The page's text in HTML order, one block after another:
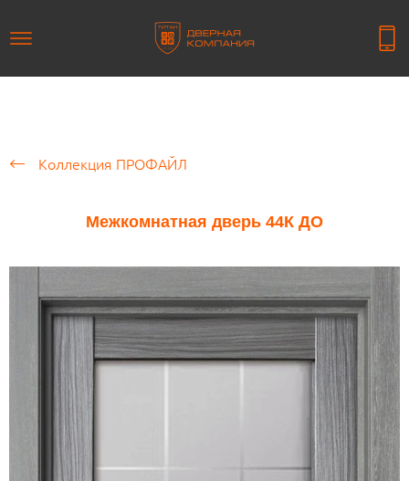
Коллекция ПРОФАЙЛ
Межкомнатная дверь 44К ДО